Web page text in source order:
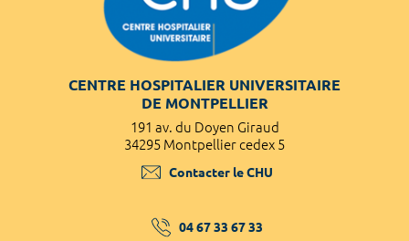
CENTRE HOSPITALIER UNIVERSITAIRE
DE MONTPELLIER
191 av. du Doyen Giraud
34295 Montpellier cedex 5
Contacter le CHU
04 67 33 67 33